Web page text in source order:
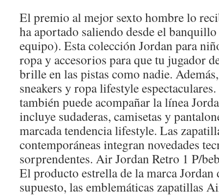
El premio al mejor sexto hombre lo
ha aportado saliendo desde el
equipo). Esta colección Jordan para
ropa y accesorios para que tu jugador
brille en las pistas como nadie.
sneakers y ropa lifestyle
también puede acompañar la línea
incluye sudaderas, camisetas y
marcada tendencia lifestyle. Las
contemporáneas integran novedades
sorprendentes. Air Jordan Retro 1 P/
El producto estrella de la marca Jordan
supuesto, las emblemáticas zapatillas